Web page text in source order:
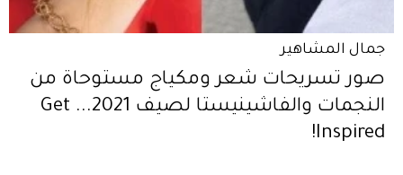
جمال المشاهير
صور تسريحات شعر ومكياج مستوحاة من
النجمات والفاشينيستا لصيف 2021... Get
Inspired!